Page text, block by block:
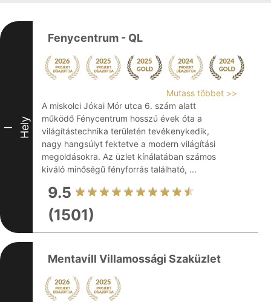
I Hely
Fenycentrum - QL
Mutass többet >>
A miskolci Jókai Mór utca 6. szám alatt
működő Fénycentrum hosszú évek óta a
világítástechnika területén tevékenykedik,
nagy hangsúlyt fektetve a modern világítási
megoldásokra. Az üzlet kínálatában számos
kiváló minőségű fényforrás található, ...
9.5
(1501)
Mentavill Villamossági Szaküzlet